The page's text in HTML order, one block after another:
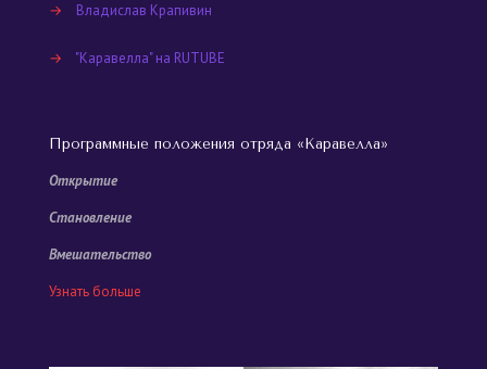
→ Владислав Крапивин
→ "Каравелла" на RUTUBE
Программные положения отряда «Каравелла»
Открытие
Становление
Вмешательство
Узнать больше